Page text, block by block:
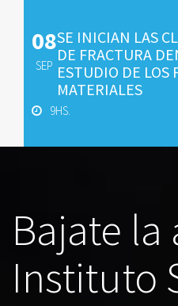
08
SEP
SE INICIAN LAS
DE FRACTURA
ESTUDIO DE LOS
MATERIALES
9HS.
Bajate
Instituto